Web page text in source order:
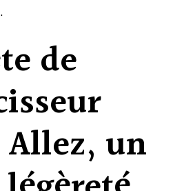
de
un